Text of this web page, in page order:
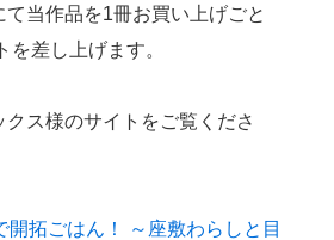
て当作品を1冊お買い上げごと
を差し上げます。
ス様のサイトをご覧くださ
開拓ごはん！ ～座敷わらしと目